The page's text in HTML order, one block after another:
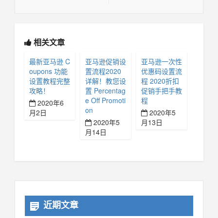
相关文章
最新亚马逊 C
oupons 功能
设置教程完整
攻略！
2020年6
月2日
亚马逊促销设
置流程2020
详解！教您设
置 Percentag
e Off Promoti
on
2020年5
月14日
亚马逊一次性
优惠码设置流
程 2020折扣
促销手把手教
程
2020年5
月13日
近期文章